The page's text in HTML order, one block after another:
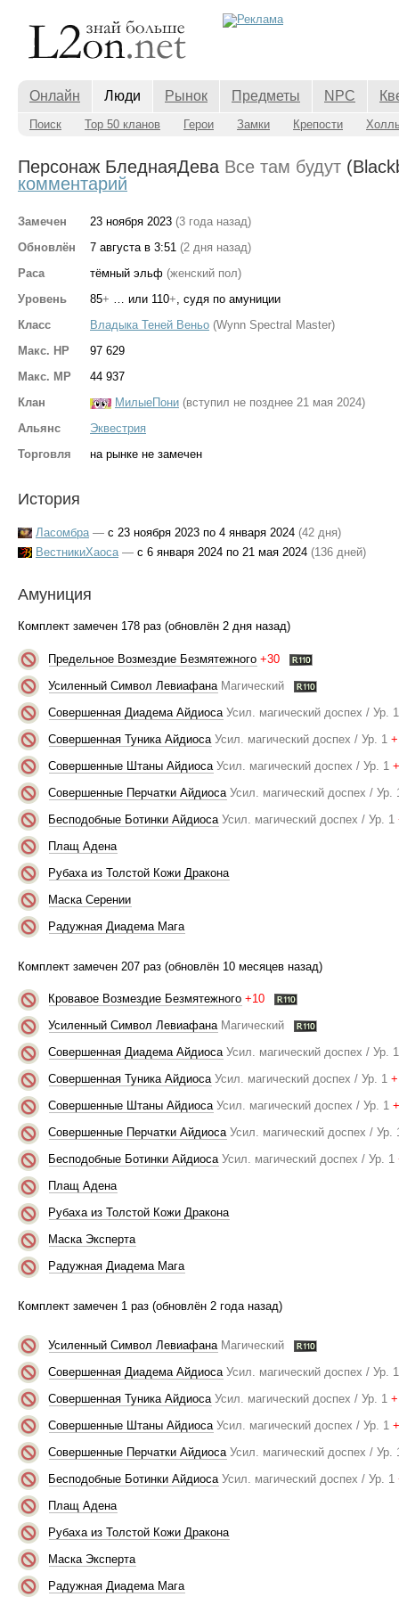
Онлайн Люди Рынок Предметы NPC
Поиск Top 50 кланов Герои Замки Крепости
Персонаж БледнаяДева Все там будут
комментарий
Замечен 23 ноября 2023 (3 года назад)
Обновлён
7 августа в 3:51 (2 дня назад)
Раса
тёмный эльф (женский пол)
Уровень
85+ … или 110+, судя по амуниции
Класс
Владыка Теней Веньо (Wynn Spectral Master)
Макс. HP
97 629
Макс. MP
44 937
Клан
МилыеПони (вступил не позднее 21 мая 2024)
Альянс
Эквестрия
Торговля
на рынке не замечен
История
Ласомбра — с 23 ноября 2023 по 4 января 2024 (42 дня)
ВестникиХаоса — с 6 января 2024 по 21 мая 2024 (136 дней)
Амуниция
Комплект замечен 178 раз (обновлён 2 дня назад)
Предельное Возмездие Безмятежного +30
Усиленный Символ Левиафана Магический
Совершенная Диадема Айдиоса Усил. магический доспех / Ур. 1
Совершенная Туника Айдиоса Усил. магический доспех / Ур. 1
Совершенные Штаны Айдиоса Усил. магический доспех / Ур. 1
Совершенные Перчатки Айдиоса Усил. магический доспех / Ур.
Бесподобные Ботинки Айдиоса Усил. магический доспех / Ур. 1
Плащ Адена
Рубаха из Толстой Кожи Дракона
Маска Серении
Радужная Диадема Мага
Комплект замечен 207 раз (обновлён 10 месяцев назад)
Кровавое Возмездие Безмятежного +10
Усиленный Символ Левиафана Магический
Совершенная Диадема Айдиоса Усил. магический доспех / Ур. 1
Совершенная Туника Айдиоса Усил. магический доспех / Ур. 1
Совершенные Штаны Айдиоса Усил. магический доспех / Ур. 1
Совершенные Перчатки Айдиоса Усил. магический доспех / Ур.
Бесподобные Ботинки Айдиоса Усил. магический доспех / Ур. 1
Плащ Адена
Рубаха из Толстой Кожи Дракона
Маска Эксперта
Радужная Диадема Мага
Комплект замечен 1 раз (обновлён 2 года назад)
Усиленный Символ Левиафана Магический
Совершенная Диадема Айдиоса Усил. магический доспех / Ур. 1
Совершенная Туника Айдиоса Усил. магический доспех / Ур. 1
Совершенные Штаны Айдиоса Усил. магический доспех / Ур. 1
Совершенные Перчатки Айдиоса Усил. магический доспех / Ур.
Бесподобные Ботинки Айдиоса Усил. магический доспех / Ур. 1
Плащ Адена
Рубаха из Толстой Кожи Дракона
Маска Эксперта
Радужная Диадема Мага